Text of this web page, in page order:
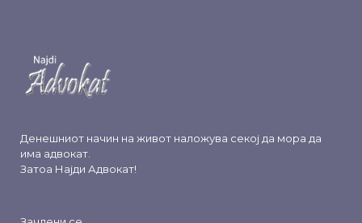
Денешниот начин на живот наложува секој да мора да
има адвокат.
Затоа Најди Адвокат!